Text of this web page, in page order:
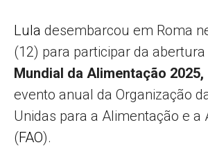
Lula desembarcou em Roma
(12) para participar da abertura
Mundial da Alimentação 2025,
evento anual da Organização
Unidas para a Alimentação e a
(FAO).